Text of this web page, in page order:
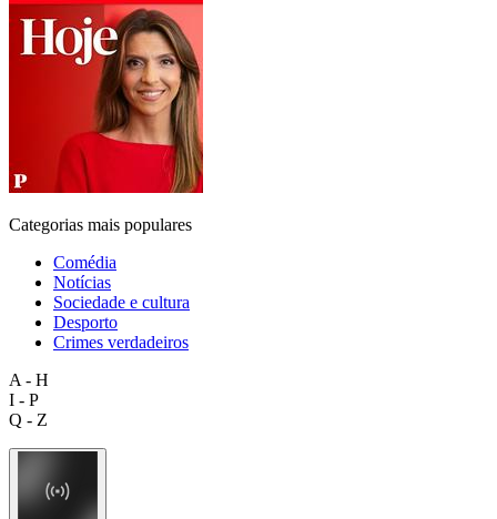
Categorias mais populares
Comédia
Notícias
Sociedade e cultura
Desporto
Crimes verdadeiros
A - H
I - P
Q - Z